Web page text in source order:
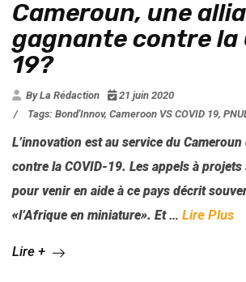
Cameroun, une
gagnante contre la
19?
By La Rédaction
21 juin 2020
/
Tags: Bond'Innov, Cameroon VS COVID 19,
L’innovation est au service du
contre la COVID-19. Les appels à
pour venir en aide à ce pays décrit
«l’Afrique en miniature». Et… Lire Plus
Lire +